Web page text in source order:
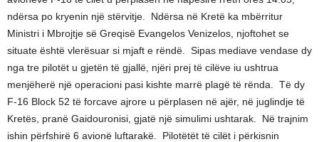
ndërsa po kryenin një stërvitje. Ndërsa në Kretë ka mbërritur
Ministri i Mbrojtje së Greqisë Evangelos Venizelos, njoftohet se
situate është vlerësuar si mjaft e rëndë. Sipas mediave vendase dy
nga tre pilotët u gjetën të gjallë, njëri prej të cilëve iu ushtrua
menjëherë një operacioni pasi kishte marrë plagë të rënda. Të dy
F-16 Block 52 të forcave ajrore u përplasen në ajër, në juglindje të
Kretës, pranë Gaidouronisi, gjatë një simulimi ushtarak. Në trajnim
ishin përfshirë 6 avionë luftarakë. Pilotëtët të cilët i përkisnin